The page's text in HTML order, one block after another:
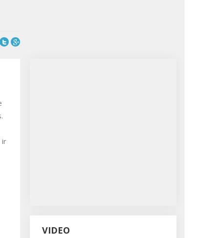
ir
VIDEO